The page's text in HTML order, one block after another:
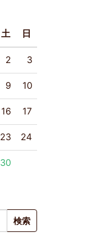
土 日
2 3
9 10
16 17
23 24
30